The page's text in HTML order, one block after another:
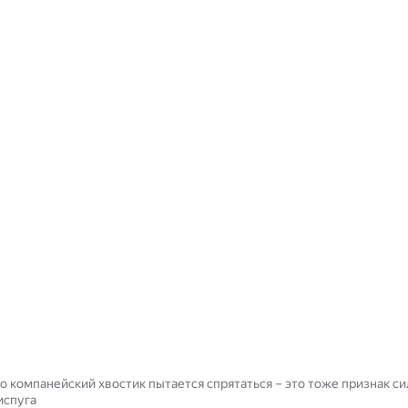
компанейский хвостик пытается спрятаться – это тоже признак